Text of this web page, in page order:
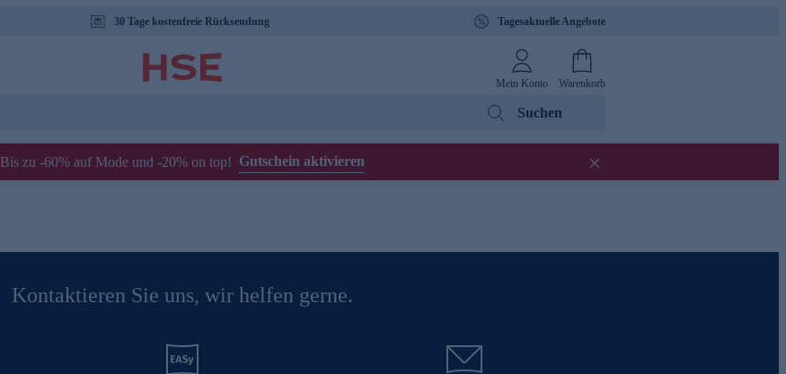
30 Tage kostenfreie Rücksendung Tagesaktuelle Angebote
Mein Konto Warenkorb
Suchen
Bis zu -60% auf Mode und -20% on top! Gutschein aktivieren
Kontaktieren Sie uns, wir helfen gerne.